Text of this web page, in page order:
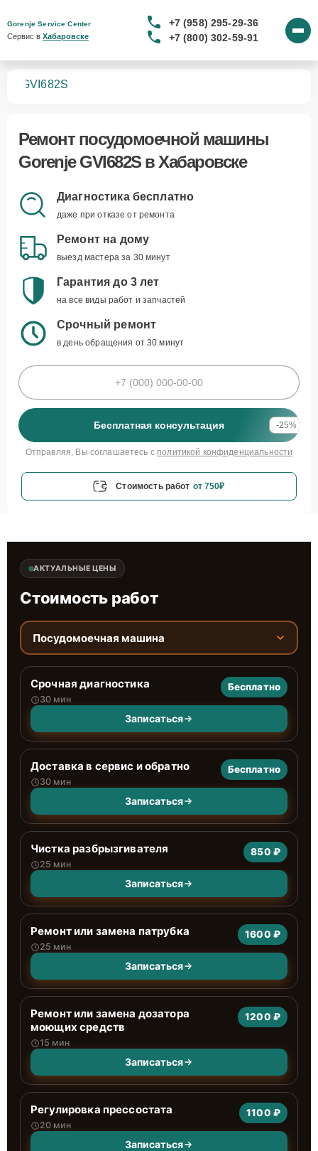
Gorenje Service Center
Сервис в Хабаровске
+7 (958) 295-29-36
+7 (800) 302-59-91
GVI682S
Ремонт посудомоечной машины
Gorenje GVI682Sв Хабаровске
Диагностика бесплатно
даже при отказе от ремонта
Ремонт на дому
выезд мастера за 30 минут
Гарантия до 3 лет
на все виды работ и запчастей
Срочный ремонт
в день обращения от 30 минут
Бесплатная консультация -25%
Отправляя, Вы соглашаетесь с политикой конфиденциальности
Стоимость работ от 750₽
АКТУАЛЬНЫЕ ЦЕНЫ
Стоимость работ
Посудомоечная машина
Срочная диагностика
30 мин
Бесплатно
Записаться
Доставка в сервис и обратно
30 мин
Бесплатно
Записаться
Чистка разбрызгивателя
25 мин
850 ₽
Записаться
Ремонт или замена патрубка
25 мин
1600 ₽
Записаться
Ремонт или замена дозатора
моющих средств
15 мин
1200 ₽
Записаться
Регулировка прессостата
20 мин
1100 ₽
Записаться